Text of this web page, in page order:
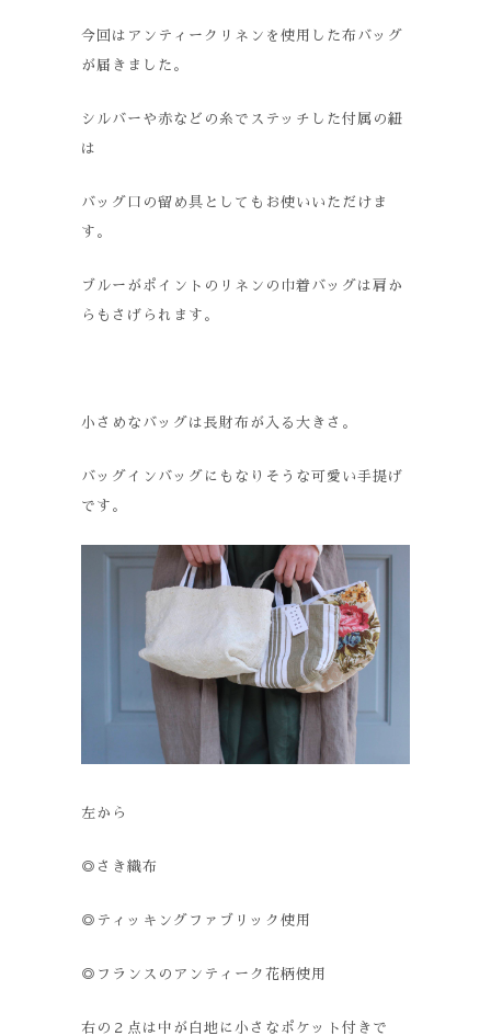
今回はアンティークリネンを使用した布バッグ
が届きました。
シルバーや赤などの糸でステッチした付属の紐
は
バッグ口の留め具としてもお使いいただけま
す。
ブルーがポイントのリネンの巾着バッグは肩か
らもさげられます。
小さめなバッグは長財布が入る大きさ。
バッグインバッグにもなりそうな可愛い手提げ
です。
左から
◎さき織布
◎ティッキングファブリック使用
◎フランスのアンティーク花柄使用
右の２点は中が白地に小さなポケット付きで